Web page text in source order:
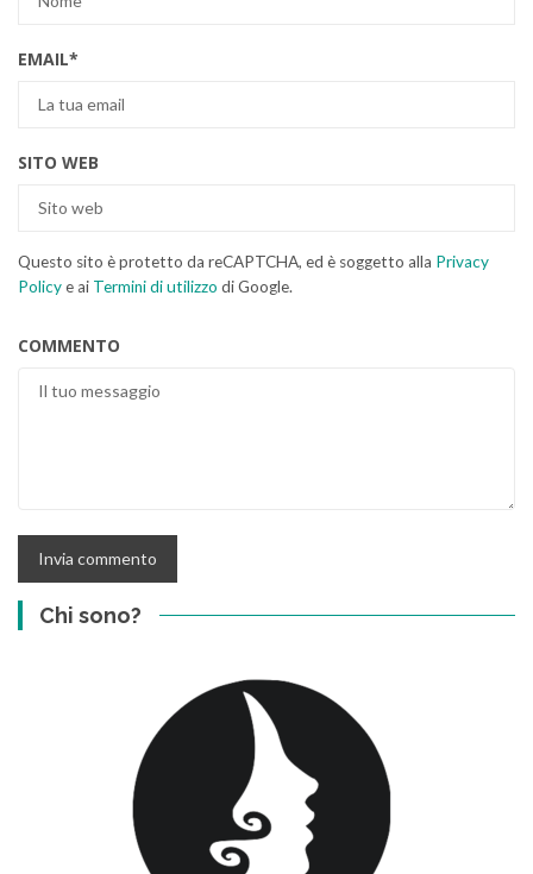
EMAIL*
SITO WEB
Questo sito è protetto da reCAPTCHA, ed è soggetto alla Privacy
Policye ai Termini di utilizzo di Google.
COMMENTO
Chi sono?